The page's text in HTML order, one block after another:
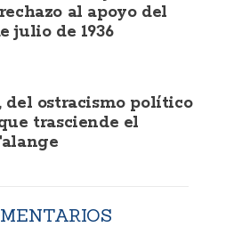
al apoyo del
julio de 1936
del ostracismo político
trasciende el